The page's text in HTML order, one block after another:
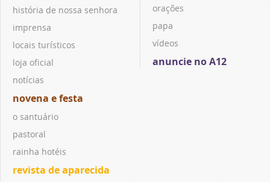
história de nossa senhora
imprensa
locais turísticos
loja oficial
notícias
novena e festa
o santuário
pastoral
rainha hotéis
revista de aparecida
orações
papa
vídeos
anuncie no A12